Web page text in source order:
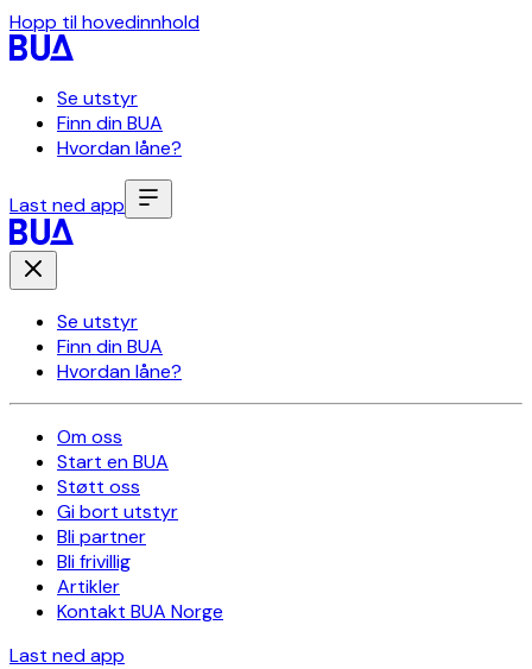
Hopp til hovedinnhold
Se utstyr
Finn din BUA
Hvordan låne?
Last ned app
Se utstyr
Finn din BUA
Hvordan låne?
Om oss
Start en BUA
Støtt oss
Gi bort utstyr
Bli partner
Bli frivillig
Artikler
Kontakt BUA Norge
Last ned app